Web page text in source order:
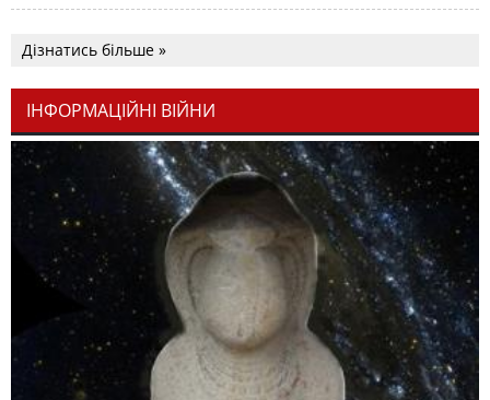
Дізнатись більше »
ІНФОРМАЦІЙНІ ВІЙНИ